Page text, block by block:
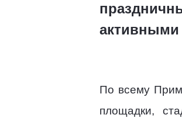
активными
По всему
площадки,